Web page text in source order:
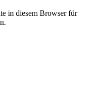
in diesem Browser für